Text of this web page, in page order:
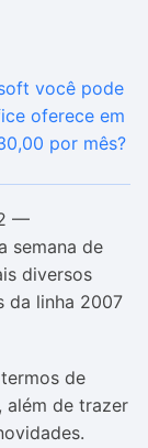
você pode
oferece em
por mês?
—
semana de
diversos
da linha 2007
de
além de trazer